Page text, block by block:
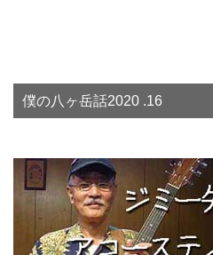
僕の八ヶ岳話2020 .16